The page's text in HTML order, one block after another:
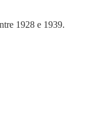
1928 e 1939.